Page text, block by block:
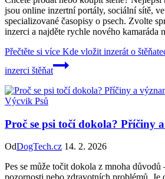
jsou online inzertní portály, sociální sítě,
specializované časopisy o psech. Zvolte
inzerci a najděte rychle nového kamaráda
Přečtěte si více Kde vložit inzerát o
inzerci štěňat
Výcvik Psů
Proč se psi točí dokola? Příčiny
OdDogTech.cz 14. 2. 2026
Pes se může točit dokola z mnoha